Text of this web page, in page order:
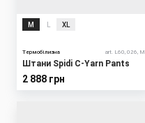
M XL
Термобілизна art. L60, 026, M
Штани Spidi C-Yarn Pants
2 888 грн